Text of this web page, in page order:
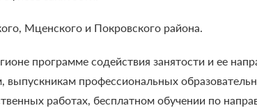
Мценского и Покровского района.
программе содействия занятости и ее
профессиональных
работах, бесплатном обучении по